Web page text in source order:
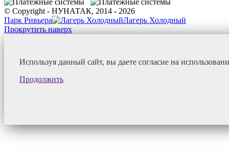
© Copyright - НУНАТАК, 2014 - 2026
Парк Ривьера
Лагерь Холодный
Прокрутить наверх
Используя данный сайт, вы даете согласие на
Продолжить